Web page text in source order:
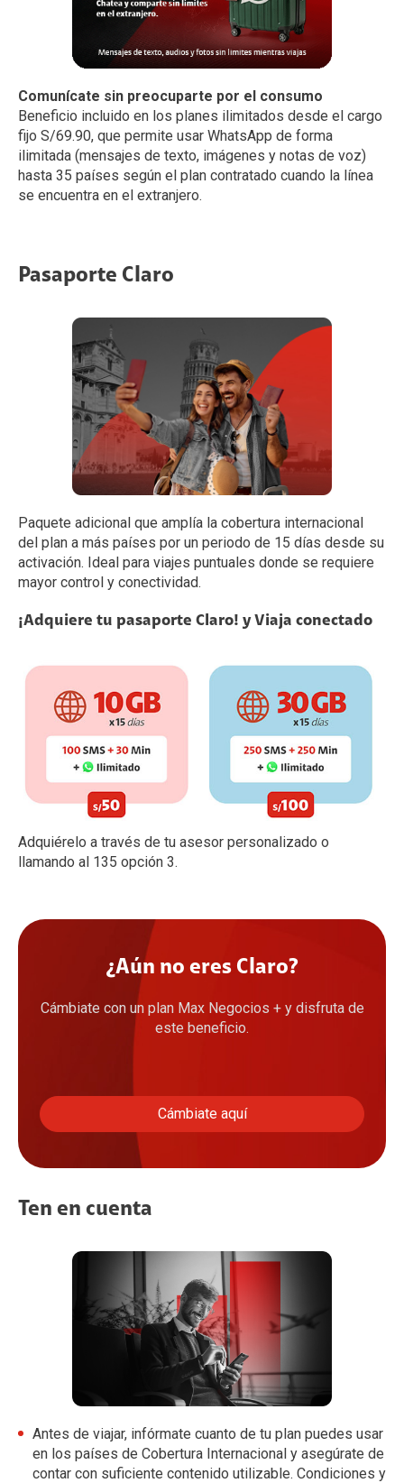
Comunícate sin preocuparte por el consumo
Beneficio incluido en los planes ilimitados desde el cargo
fijo S/69.90, que permite usar WhatsApp de forma
ilimitada (mensajes de texto, imágenes y notas de voz)
hasta 35 países según el plan contratado cuando la línea
se encuentra en el extranjero.
Pasaporte Claro
Paquete adicional que amplía la cobertura internacional
del plan a más países por un periodo de 15 días desde su
activación. Ideal para viajes puntuales donde se requiere
mayor control y conectividad.
¡Adquiere tu pasaporte Claro! y Viaja conectado
Adquiérelo a través de tu asesor personalizado o
llamando al 135 opción 3.
¿Aún no eres Claro?
Cámbiate con un plan Max Negocios + y disfruta de
este beneficio.
Cámbiate aquí
Ten en cuenta
Antes de viajar, infórmate cuanto de tu plan puedes usar
en los países de Cobertura Internacional y asegúrate de
contar con suficiente contenido utilizable. Condiciones y